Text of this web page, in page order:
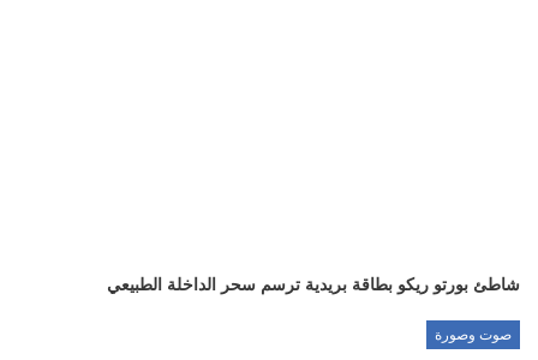
شاطئ بورتو ريكو بطاقة بريدية ترسم سحر الداخلة الطبيعي
صوت وصورة